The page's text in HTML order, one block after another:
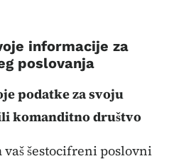
informacije za
poslovanja
podatke za svoju
komanditno društvo
vaš šestocifreni poslovni